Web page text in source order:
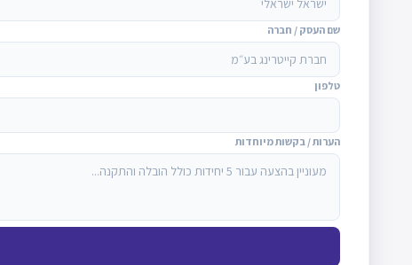
שם העסק / חברה
טלפון
הערות / בקשות מיוחדות